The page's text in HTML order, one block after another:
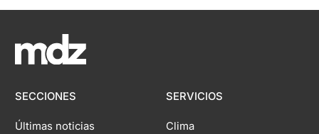
SECCIONES
Últimas noticias
SERVICIOS
Clima